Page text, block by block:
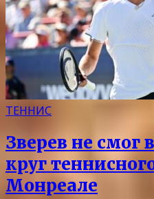
ТЕННИС
Зверев не смог
круг
Монреале